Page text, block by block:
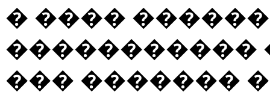
� ����
�����������
��� �������